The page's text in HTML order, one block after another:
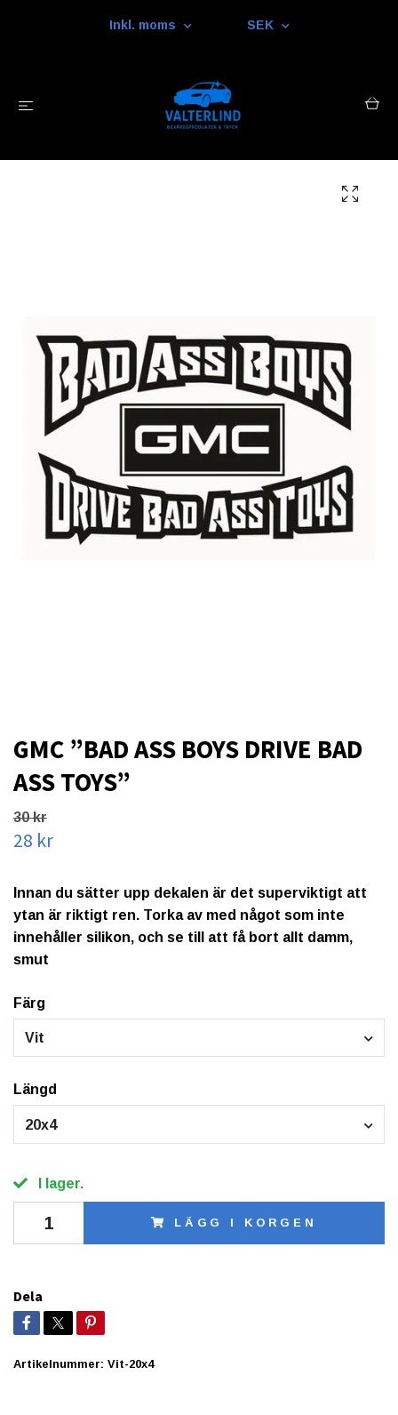
Inkl. moms SEK
GMC ”BAD ASS BOYS DRIVE BAD
ASS TOYS”
30 kr
28 kr
Innan du sätter upp dekalen är det superviktigt att
ytan är riktigt ren. Torka av med något som inte
innehåller silikon, och se till att få bort allt damm,
smut
Färg
Vit
Längd
20x4
I lager.
LÄGG I KORGEN
Dela
Artikelnummer: Vit-20x4